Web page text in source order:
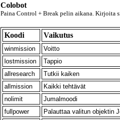
Colobot
Paina Control + Break pelin aikana. Kirjoita
Koodi Vaikutus
winmission
Voitto
lostmission
Tappio
allresearch
Tutkii kaiken
allmission
Kaikki tehtävät
nolimit
Jumalmoodi
fullpower
Palauttaa valitun objektin